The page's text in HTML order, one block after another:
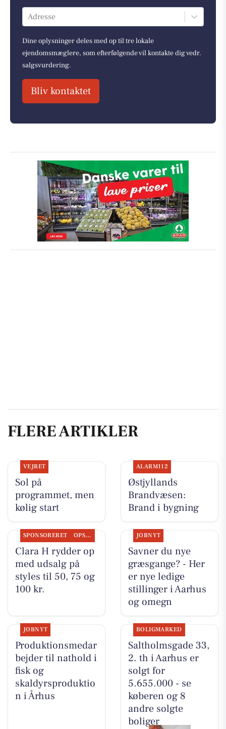
Adresse
Dine oplysninger deles med op til tre lokale
ejendomsmæglere, som efterfølgende vil kontakte dig vedr.
salgsvurdering.
Bliv kontaktet
FLERE ARTIKLER
VEJRET
Sol på
programmet, men
kølig start
ALARM112
Østjyllands
Brandvæsen:
Brand i bygning
SPONSORERET OPSLAGSTAVLEN
Clara H rydder op
med udsalg på
styles til 50, 75 og
100 kr.
JOBNYT
Savner du nye
græsgange? - Her
er nye ledige
stillinger i Aarhus
og omegn
JOBNYT
Produktionsmedar
bejder til nathold i
fisk og
skaldyrsproduktio
n i Århus
BOLIGMARKED
Saltholmsgade 33,
2. th i Aarhus er
solgt for
5.655.000 - se
køberen og 8
andre solgte
boliger